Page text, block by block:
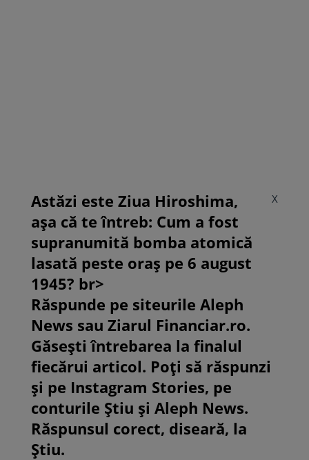
X
Astăzi este Ziua Hiroshima,
așa că te întreb: Cum a fost
supranumită bomba atomică
lasată peste oraș pe 6 august
1945? br>
Răspunde pe siteurile Aleph
News sau Ziarul Financiar.ro.
Găsești întrebarea la finalul
fiecărui articol. Poți să răspunzi
și pe Instagram Stories, pe
conturile Știu și Aleph News.
Răspunsul corect, diseară, la
Știu.